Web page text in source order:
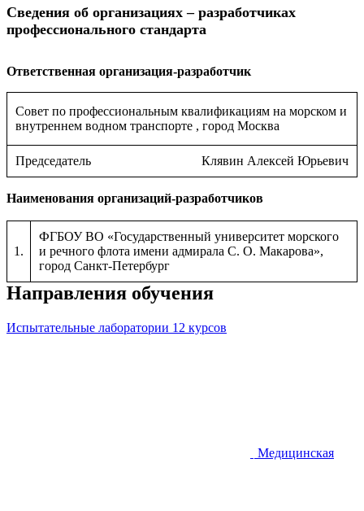
Сведения об организациях – разработчиках
профессионального стандарта
Ответственная организация-разработчик
Совет по профессиональным квалификациям на морском и
внутреннем водном транспорте , город Москва
Председатель Клявин Алексей Юрьевич
Наименования организаций-разработчиков
1.
ФГБОУ ВО «Государственный университет морского
и речного флота имени адмирала С. О. Макарова»,
город Санкт-Петербург
Направления обучения
Испытательные лаборатории 12 курсов
Медицинская